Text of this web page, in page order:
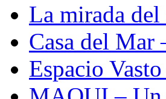
La mirada
Casa del Mar
Espacio